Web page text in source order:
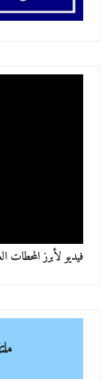
فيديو لأبرز المحطات